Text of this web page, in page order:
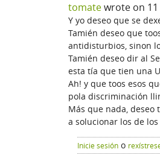
tomatewrote on
Y yo deseo que se
Tamién deseo que
antidisturbios, sinon
Tamién deseo dir al
esta tía que tien una
Ah! y que toos esos
pola discriminación
Más que nada,
a solucionar los de los
Inicie sesión o